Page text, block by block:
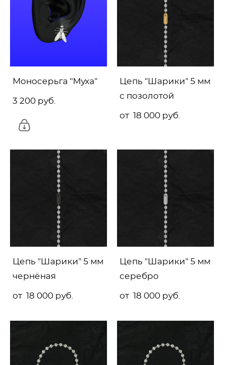
Моносерьга "Муха"
3 200 pуб.
Цепь "Шарики" 5 мм
с позолотой
от 18 000 pуб.
Цепь "Шарики" 5 мм
чернёная
от 18 000 pуб.
Цепь "Шарики" 5 мм
серебро
от 18 000 pуб.